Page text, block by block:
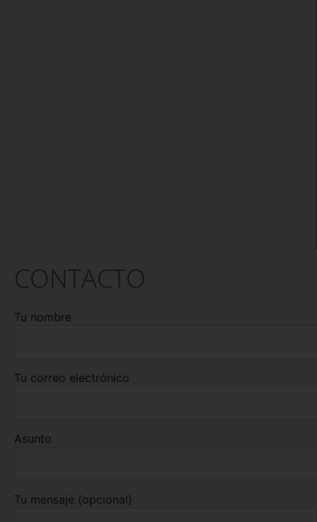
CONTACTO
Tu nombre
Tu correo electrónico
Asunto
Tu mensaje (opcional)